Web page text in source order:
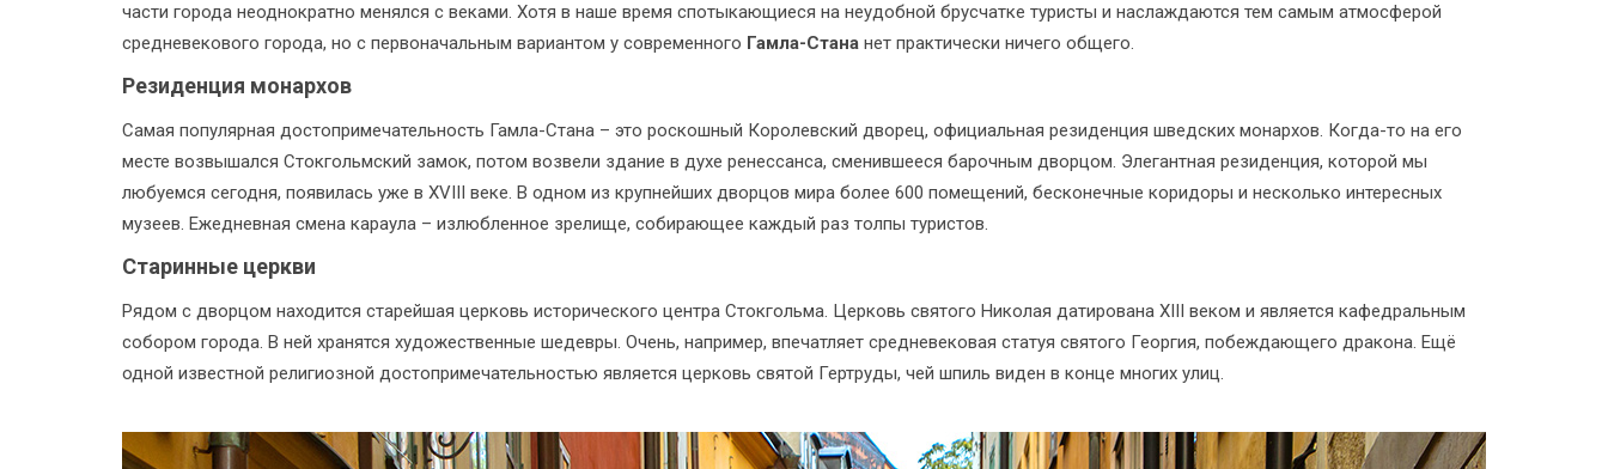
части города неоднократно менялся с веками. Хотя в наше время спотыкающиеся на неудобной брусчатке туристы и наслаждаются тем самым атмосферой
средневекового города, но с первоначальным вариантом у современного Гамла-Стана нет практически ничего общего.
Резиденция монархов
Самая популярная достопримечательность Гамла-Стана – это роскошный Королевский дворец, официальная резиденция шведских монархов. Когда-то на его
месте возвышался Стокгольмский замок, потом возвели здание в духе ренессанса, сменившееся барочным дворцом. Элегантная резиденция, которой мы
любуемся сегодня, появилась уже в XVIII веке. В одном из крупнейших дворцов мира более 600 помещений, бесконечные коридоры и несколько интересных
музеев. Ежедневная смена караула – излюбленное зрелище, собирающее каждый раз толпы туристов.
Старинные церкви
Рядом с дворцом находится старейшая церковь исторического центра Стокгольма. Церковь святого Николая датирована XIII веком и является кафедральным
собором города. В ней хранятся художественные шедевры. Очень, например, впечатляет средневековая статуя святого Георгия, побеждающего дракона. Ещё
одной известной религиозной достопримечательностью является церковь святой Гертруды, чей шпиль виден в конце многих улиц.